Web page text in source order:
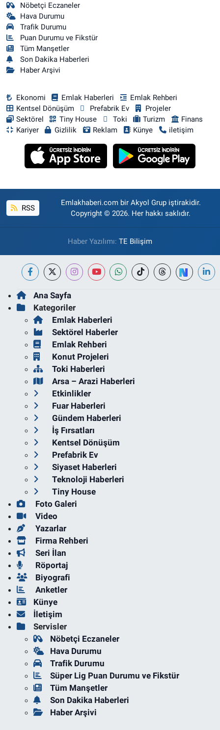
Nöbetçi Eczaneler
Hava Durumu
Trafik Durumu
Puan Durumu ve Fikstür
Tüm Manşetler
Son Dakika Haberleri
Haber Arşivi
Ekonomi Emlak Haberleri
Emlak Rehberi
Kentsel Dönüşüm
Prefabrik Ev
Projeler
Sektörel
Tiny House Toki Turizm
Finans
Kariyer
Gizlilik Reklam Künye iletişim
RSS
Emlakhaberi.com bir Akyol Grup iştirakidir.
Copyright © 2026. Her hakkı saklıdır.
Haber Yazılımı: TE Bilişim
Ana Sayfa
Kategoriler
Emlak Haberleri
Sektörel Haberler
Emlak Rehberi
Konut Projeleri
Toki Haberleri
Arsa – Arazi Haberleri
Etkinlikler
Fuar Haberleri
Gündem Haberleri
İş Fırsatları
Kentsel Dönüşüm
Prefabrik Ev
Siyaset Haberleri
Teknoloji Haberleri
Tiny House
Foto Galeri
Video
Yazarlar
Firma Rehberi
Seri İlan
Röportaj
Biyografi
Anketler
Künye
İletişim
Servisler
Nöbetçi Eczaneler
Hava Durumu
Trafik Durumu
Süper Lig Puan Durumu ve Fikstür
Tüm Manşetler
Son Dakika Haberleri
Haber Arşivi